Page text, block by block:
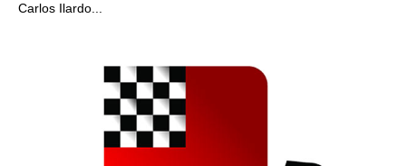
Carlos Ilardo...